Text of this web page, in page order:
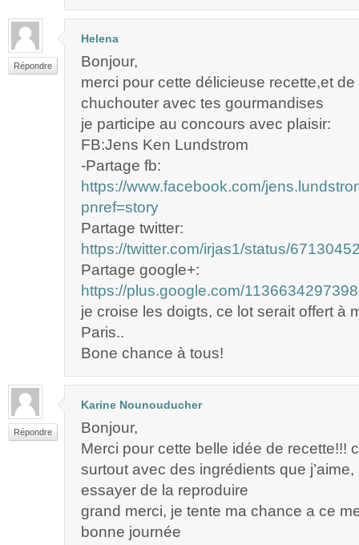
Répondre
Helena
Bonjour,
merci pour cette délicieuse recette,et
chuchouter avec tes gourmandises
je participe au concours avec plaisir:
FB:Jens Ken Lundstrom
-Partage fb:
https://www.facebook.com/
pnref=story
Partage twitter:
https://twitter.com/irjas1/status/
Partage google+:
https://plus.google.com/
je croise les doigts, ce lot serait offert à
Paris..
Bone chance à tous!
Répondre
Karine Nounouducher
Bonjour,
Merci pour cette belle idée de recette!!!
surtout avec des ingrédients que
essayer de la reproduire
grand merci, je tente ma chance a ce
bonne journée